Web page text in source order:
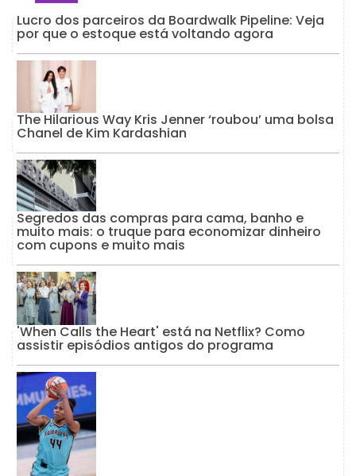
Lucro dos parceiros da Boardwalk Pipeline: Veja
por que o estoque está voltando agora
The Hilarious Way Kris Jenner ‘roubou’ uma bolsa
Chanel de Kim Kardashian
Segredos das compras para cama, banho e
muito mais: o truque para economizar dinheiro
com cupons e muito mais
'When Calls the Heart' está na Netflix? Como
assistir episódios antigos do programa